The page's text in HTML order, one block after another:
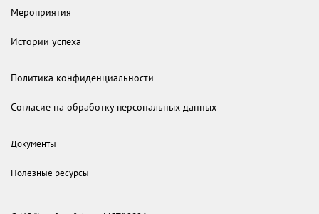
Мероприятия
Истории успеха
Политика конфиденциальности
Согласие на обработку персональных данных
Документы
Полезные ресурсы